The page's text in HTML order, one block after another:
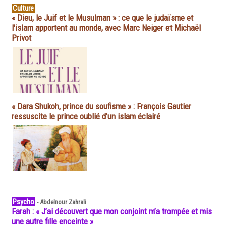
Culture
« Dieu, le Juif et le Musulman » : ce que le judaïsme et
l'islam apportent au monde, avec Marc Neiger et Michaël
Privot
« Dara Shukoh, prince du soufisme » : François Gautier
ressuscite le prince oublié d'un islam éclairé
Psycho -Abdelnour Zahrali
Farah : « J’ai découvert que mon conjoint m’a trompée et mis
une autre fille enceinte »